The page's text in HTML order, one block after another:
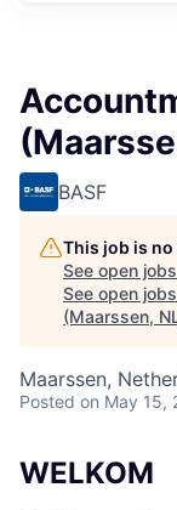
BASF
This job is
See open
See open
(Maarssen,
Maarssen,
Posted on May 15,
WELKOM